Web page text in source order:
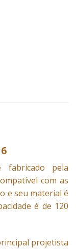
fabricado pela
com as
e seu material é
é de 120
projetista